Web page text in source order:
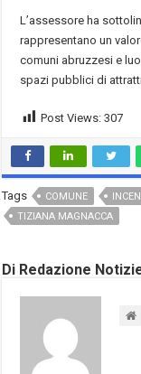
L’assessore ha
rappresentano un
comuni abruzzesi e
spazi pubblici di
Post Views: 307
Tags COMUNE
TIZIANA MAGNACCA
Di Redazione